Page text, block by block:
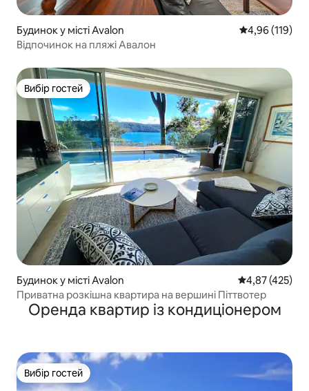
Будинок у місті Avalon Середня
4,96 (119)
Відпочинок на пляжі Авалон
Вибір гостей
Вибір гостей
Будинок у місті Avalon Середня
4,87 (425)
Приватна розкішна квартира на вершині Піттвотер
Оренда квартир із кондиціонером
Вибір гостей
Вибір гостей